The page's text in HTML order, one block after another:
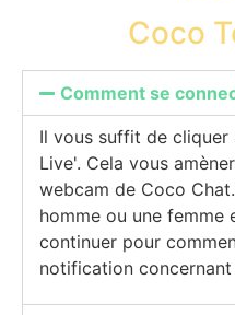
Coco
Comment se
Il vous suffit de
Live'. Cela vous
webcam de Coco
homme ou une femme
continuer pour
notification